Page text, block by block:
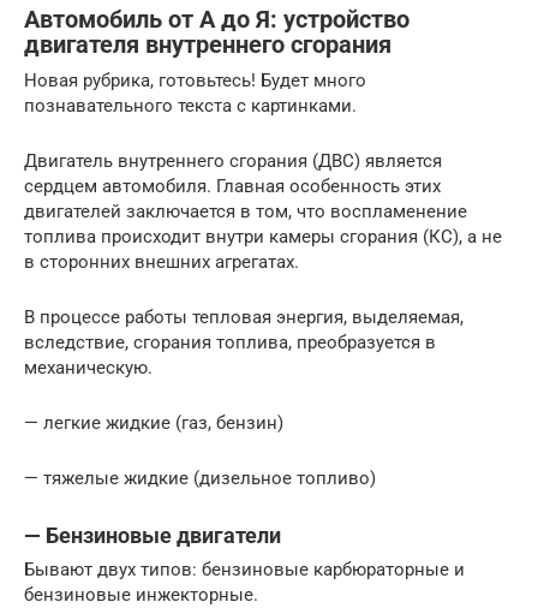
Автомобиль от А до Я: устройство
двигателя внутреннего сгорания
Новая рубрика, готовьтесь! Будет много
познавательного текста с картинками.
Двигатель внутреннего сгорания (ДВС) является
сердцем автомобиля. Главная особенность этих
двигателей заключается в том, что воспламенение
топлива происходит внутри камеры сгорания (КС), а не
в сторонних внешних агрегатах.
В процессе работы тепловая энергия, выделяемая,
вследствие, сгорания топлива, преобразуется в
механическую.
— легкие жидкие (газ, бензин)
— тяжелые жидкие (дизельное топливо)
— Бензиновые двигатели
Бывают двух типов: бензиновые карбюраторные и
бензиновые инжекторные.